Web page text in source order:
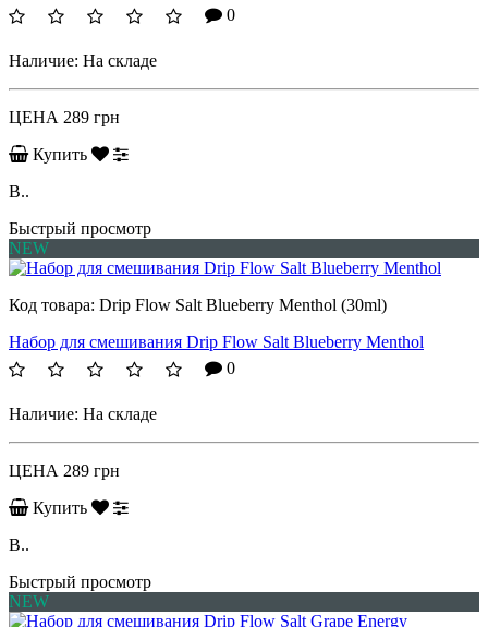
0
Наличие: На складе
ЦЕНА 289 грн
Купить
B..
Быстрый просмотр
NEW
Код товара: Drip Flow Salt Blueberry Menthol (30ml)
Набор для смешивания Drip Flow Salt Blueberry Menthol
0
Наличие: На складе
ЦЕНА 289 грн
Купить
B..
Быстрый просмотр
NEW